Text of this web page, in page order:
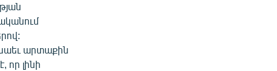
արտաքին
որ լինի